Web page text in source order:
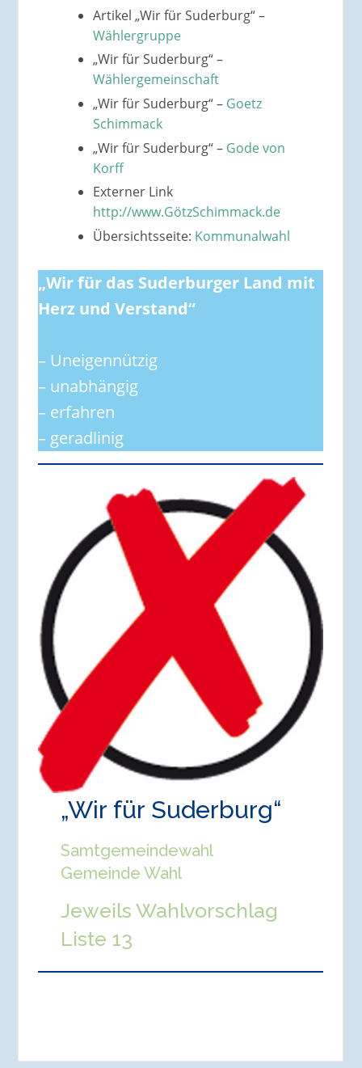
Artikel „Wir für Suderburg“ –
Wählergruppe
„Wir für Suderburg“ –
Wählergemeinschaft
„Wir für Suderburg“ – Goetz
Schimmack
„Wir für Suderburg“ – Gode von
Korff
Externer Link
http://www.GötzSchimmack.de
Übersichtsseite: Kommunalwahl
„Wir für das Suderburger Land mit
Herz und Verstand“
– Uneigennützig
– unabhängig
– erfahren
– geradlinig
„Wir für Suderburg“
Samtgemeindewahl
Gemeinde Wahl
Jeweils Wahlvorschlag
Liste 13